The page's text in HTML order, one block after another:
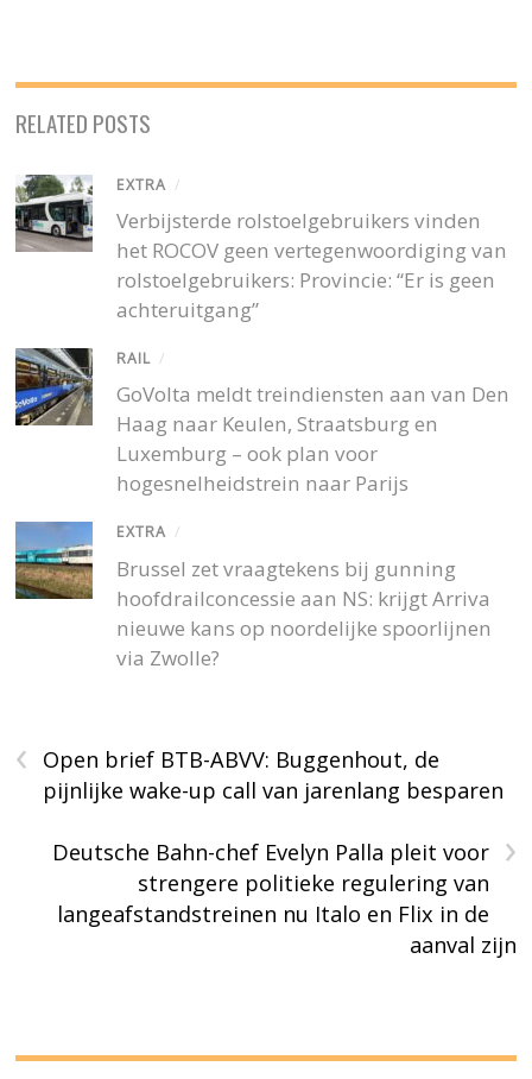
RELATED POSTS
EXTRA /
Verbijsterde rolstoelgebruikers vinden
het ROCOV geen vertegenwoordiging van
rolstoelgebruikers: Provincie: “Er is geen
achteruitgang”
RAIL /
GoVolta meldt treindiensten aan van Den
Haag naar Keulen, Straatsburg en
Luxemburg – ook plan voor
hogesnelheidstrein naar Parijs
EXTRA /
Brussel zet vraagtekens bij gunning
hoofdrailconcessie aan NS: krijgt Arriva
nieuwe kans op noordelijke spoorlijnen
via Zwolle?
‹
Open brief BTB-ABVV: Buggenhout, de
pijnlijke wake-up call van jarenlang besparen
›
Deutsche Bahn-chef Evelyn Palla pleit voor
strengere politieke regulering van
langeafstandstreinen nu Italo en Flix in de
aanval zijn